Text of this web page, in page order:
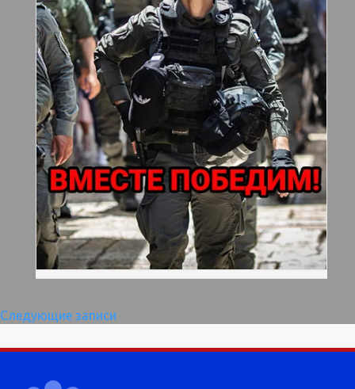
Навигация
по
записям
Следующие записи